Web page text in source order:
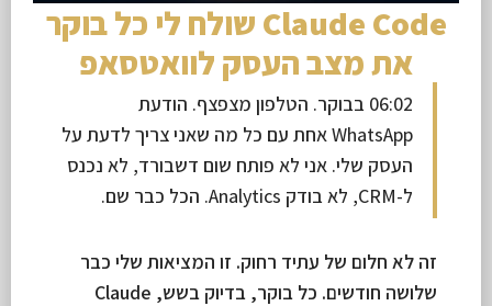
Claude Code שולח לי כל בוקר
את מצב העסק לוואטסאפ
06:02 בבוקר. הטלפון מצפצף. הודעת
WhatsApp אחת עם כל מה שאני צריך לדעת על
העסק שלי. אני לא פותח שום דשבורד, לא נכנס
ל-CRM, לא בודק Analytics. הכל כבר שם.
זה לא חלום של עתיד רחוק. זו המציאות שלי כבר
שלושה חודשים. כל בוקר, בדיוק בשש, Claude